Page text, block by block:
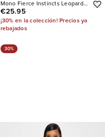
Mono Fierce Instincts Leopard
Capri
€25.95
¡30% en la colección! Precios ya
rebajados
30%